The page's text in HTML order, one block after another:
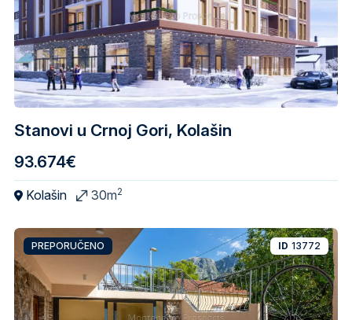
Stanovi u Crnoj Gori, Kolašin
93.674€
Kolašin 30m2
PREPORUČENO ID 13772